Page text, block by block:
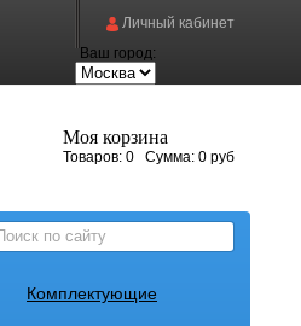
Личный кабинет
Ваш город:
Моя корзина
Товаров: 0 Сумма: 0 руб
Комплектующие